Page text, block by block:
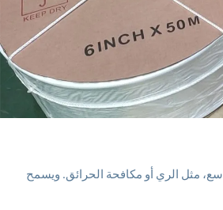
على نطاق واسع، مثل الري أو مكافحة الحرائق. ويسمح